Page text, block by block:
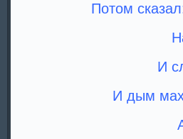
Потом
И
И дым